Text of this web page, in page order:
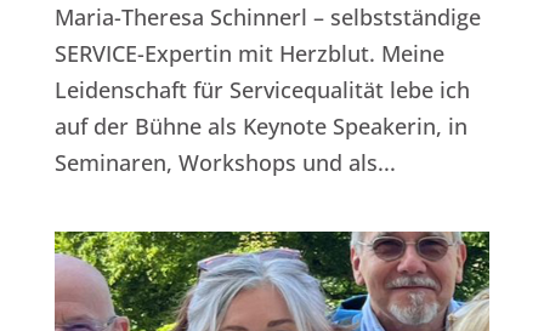
Maria-Theresa Schinnerl – selbstständige
SERVICE-Expertin mit Herzblut. Meine
Leidenschaft für Servicequalität lebe ich
auf der Bühne als Keynote Speakerin, in
Seminaren, Workshops und als...